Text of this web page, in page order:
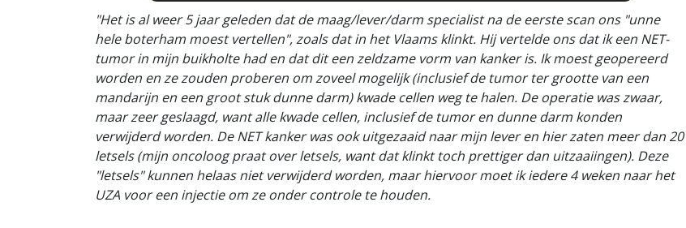
"Het is al weer 5 jaar geleden dat de maag/lever/darm specialist na de eerste scan ons "unne
hele boterham moest vertellen", zoals dat in het Vlaams klinkt. Hij vertelde ons dat ik een NET-
tumor in mijn buikholte had en dat dit een zeldzame vorm van kanker is. Ik moest geopereerd
worden en ze zouden proberen om zoveel mogelijk (inclusief de tumor ter grootte van een
mandarijn en een groot stuk dunne darm) kwade cellen weg te halen. De operatie was zwaar,
maar zeer geslaagd, want alle kwade cellen, inclusief de tumor en dunne darm konden
verwijderd worden. De NET kanker was ook uitgezaaid naar mijn lever en hier zaten meer dan 20
letsels (mijn oncoloog praat over letsels, want dat klinkt toch prettiger dan uitzaaiingen). Deze
"letsels" kunnen helaas niet verwijderd worden, maar hiervoor moet ik iedere 4 weken naar het
UZA voor een injectie om ze onder controle te houden.